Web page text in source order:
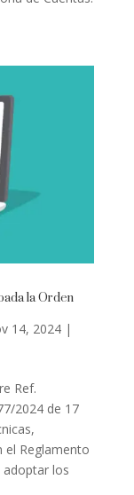
la Orden
14, 2024|
Ref.
2024 de 17
el Reglamento
adoptar los